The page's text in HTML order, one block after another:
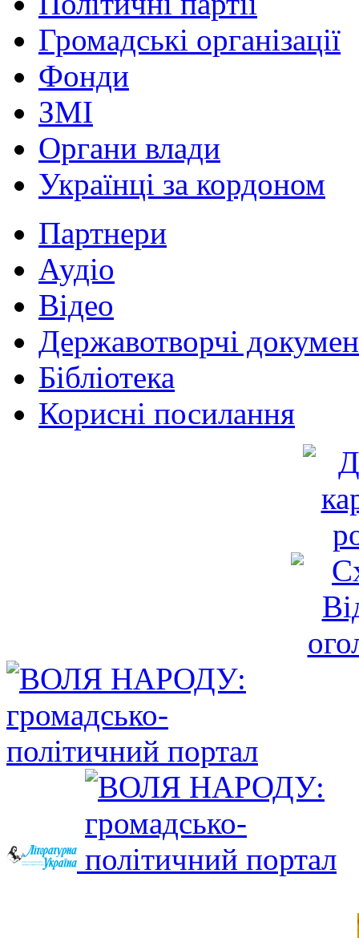
Громадські організації
Фонди
ЗМІ
Органи влади
Українці за кордоном
Партнери
Аудіо
Відео
Державотворчі
Бібліотека
Корисні посилання